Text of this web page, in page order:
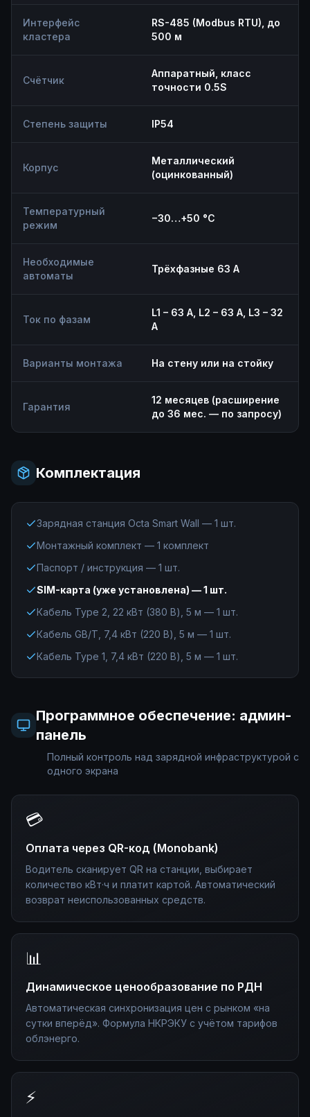
Интерфейс
кластера
RS-485 (Modbus RTU), до
500 м
Счётчик
Аппаратный, класс
точности 0.5S
Степень защиты IP54
Корпус
Металлический
(оцинкованный)
Температурный
режим
−30…+50 °C
Необходимые
автоматы
Трёхфазные 63 А
Ток по фазам
L1 – 63 А, L2 – 63 А, L3 – 32
А
Варианты монтажа На стену или на стойку
Гарантия
12 месяцев (расширение
до 36 мес. — по запросу)
Комплектация
Зарядная станция Octa Smart Wall — 1 шт.
Монтажный комплект — 1 комплект
Паспорт / инструкция — 1 шт.
SIM-карта (уже установлена) — 1 шт.
Кабель Type 2, 22 кВт (380 В), 5 м — 1 шт.
Кабель GB/T, 7,4 кВт (220 В), 5 м — 1 шт.
Кабель Type 1, 7,4 кВт (220 В), 5 м — 1 шт.
Программное обеспечение: админ-
панель
Полный контроль над зарядной инфраструктурой с
одного экрана
💳
Оплата через QR-код (Monobank)
Водитель сканирует QR на станции, выбирает
количество кВт·ч и платит картой. Автоматический
возврат неиспользованных средств.
📊
Динамическое ценообразование по РДН
Автоматическая синхронизация цен с рынком «на
сутки вперёд». Формула НКРЭКУ с учётом тарифов
облэнерго.
⚡